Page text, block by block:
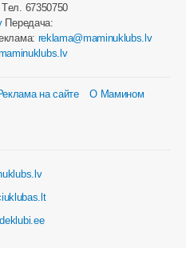
67350750
Передача:
reklama@maminuklubs.lv
на сайте
О Мамином